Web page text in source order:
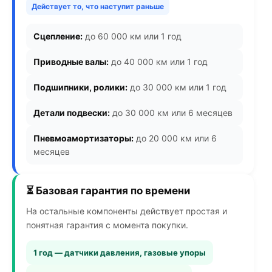
Действует то, что наступит раньше
Сцепление: до 60 000 км или 1 год
Приводные валы: до 40 000 км или 1 год
Подшипники, ролики: до 30 000 км или 1 год
Детали подвески: до 30 000 км или 6 месяцев
Пневмоамортизаторы: до 20 000 км или 6
месяцев
⏳ Базовая гарантия по времени
На остальные компоненты действует простая и
понятная гарантия с момента покупки.
1 год — датчики давления, газовые упоры